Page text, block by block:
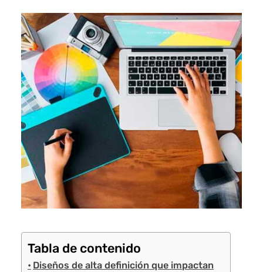
Tabla de contenido
Diseños de alta definición que impactan